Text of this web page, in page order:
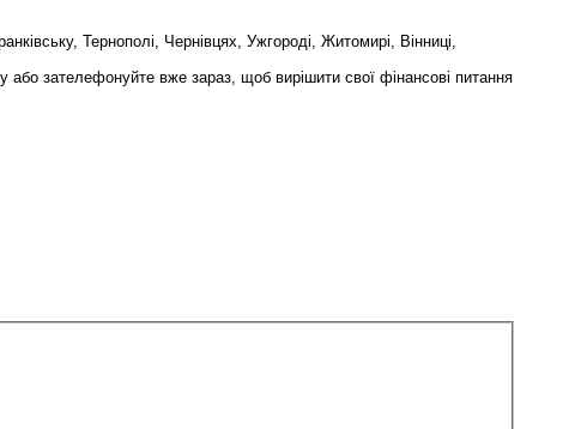
Тернополі, Чернівцях, Ужгороді, Житомирі, Вінниці,
зателефонуйте вже зараз, щоб вирішити свої фінансові питання